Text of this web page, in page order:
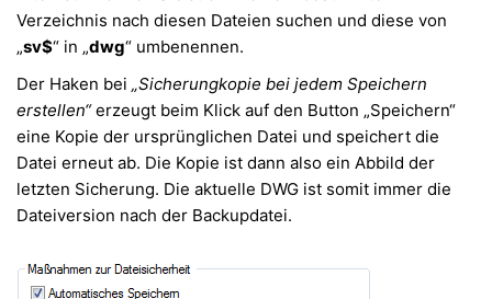
Verzeichnis nach diesen Dateien suchen und diese von
„sv$“ in „dwg“ umbenennen.
Der Haken bei „Sicherungkopie bei jedem Speichern
erstellen“erzeugt beim Klick auf den Button „Speichern“
eine Kopie der ursprünglichen Datei und speichert die
Datei erneut ab. Die Kopie ist dann also ein Abbild der
letzten Sicherung. Die aktuelle DWG ist somit immer die
Dateiversion nach der Backupdatei.